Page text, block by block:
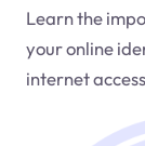
Learn the
your online
internet